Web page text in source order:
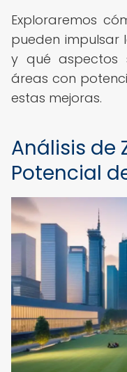
Exploraremos
pueden impulsar
y qué aspectos
áreas con
estas mejoras.
Análisis de
Potencial